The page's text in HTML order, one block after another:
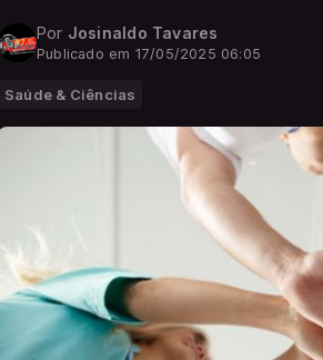
Por Josinaldo Tavares
Publicado em 17/05/2025 06:05
Saúde & Ciências